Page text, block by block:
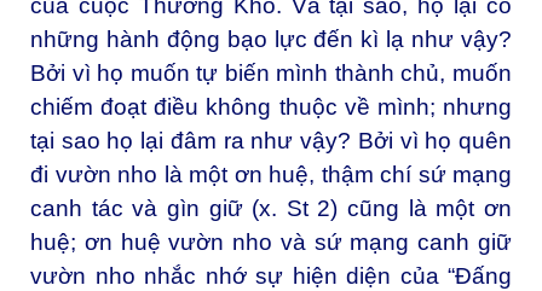
của cuộc Thương Khó. Và tại sao, họ lại có
những hành động bạo lực đến kì lạ như vậy?
Bởi vì họ muốn tự biến mình thành chủ, muốn
chiếm đoạt điều không thuộc về mình; nhưng
tại sao họ lại đâm ra như vậy? Bởi vì họ quên
đi vườn nho là một ơn huệ, thậm chí sứ mạng
canh tác và gìn giữ (x. St 2) cũng là một ơn
huệ; ơn huệ vườn nho và sứ mạng canh giữ
vườn nho nhắc nhớ sự hiện diện của “Đấng